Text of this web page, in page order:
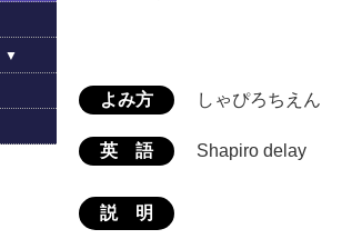
よみ方 しゃぴろちえん
英 語 Shapiro delay
説 明